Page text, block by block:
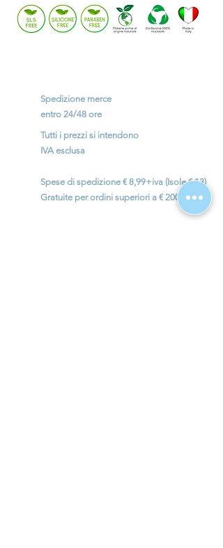
Spedizione merce
entro 24/48 ore
Tutti i prezzi si intendono
IVA esclusa
Spese di spedizione € 8,99+iva (Isole € 13)
Gratuite per ordini superiori a € 200